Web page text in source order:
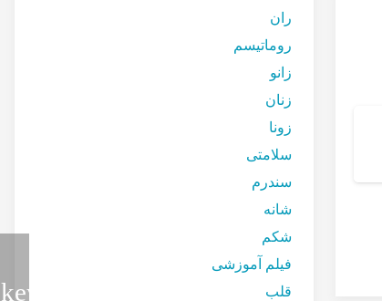
فتق دیسک بین مهره‌ای
ران
روماتیسم
زانو
زنان
زونا
سلامتی
سندرم
شانه
شکم
فیلم آموزشی
قلب